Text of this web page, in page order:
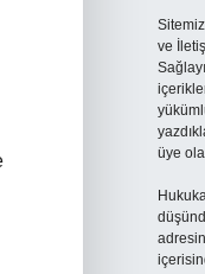
ve
üye